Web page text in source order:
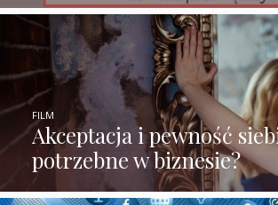
Akceptacja i pewność
potrzebne w biznesie?
FILM